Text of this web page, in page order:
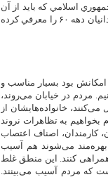
اسلامي كه بايد از آن
به بهترين شيوه بهره برد. مصداقي در بخش دوم و پاياني اين مصاحبه بسياري از عاملان قتل‌عام زندانيان دهه ۶۰ را معرفي كرده
بود بسیار مناسب و
مردم در خیابان می‌روند،
خانواده‌هایشان از
به تظاهرات نروند
کارمندان،‌ اصناف اعتصاب
بهره‌مند می‌شوند هم آسیب
همراهی کنند. این منطق غلط
که مردم آسیب می‌بینند.